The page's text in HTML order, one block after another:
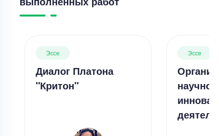
Эссе
Диалог Платона
"Критон"
Эссе